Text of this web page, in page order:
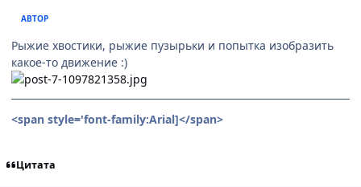
АВТОР
Рыжие хвостики, рыжие пузырьки и попытка изобразить
какое-то движение :)
<span style='font-family:Arial]</span>
Цитата